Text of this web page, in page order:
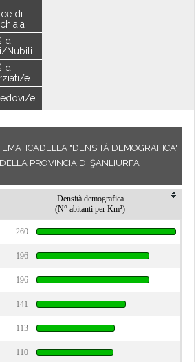
di
di
Nubili
di
e
e
"DENSITÀ DEMOGRAFICA"
PROVINCIA DI ŞANLIURFA
Densità demografica
(N° abitanti per Km²)
260
196
196
141
113
110